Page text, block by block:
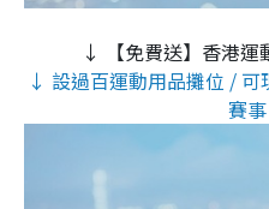
↓ 【免費送】香港運
↓ 設過百運動用品攤位 / 可
賽